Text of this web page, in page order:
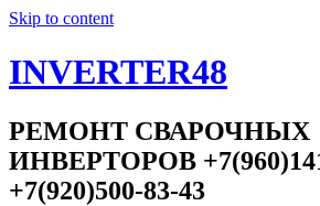
Skip to content
INVERTER48
РЕМОНТ СВАРОЧНЫХ
ИНВЕРТОРОВ
+7(920)500-83-43